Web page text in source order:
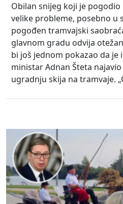
Obilan snijeg koji je pogodio
velike probleme, posebno u
pogođen tramvajski
glavnom gradu odvija
bi još jednom pokazao da je
ministar Adnan Šteta
ugradnju skija na tramvaje.